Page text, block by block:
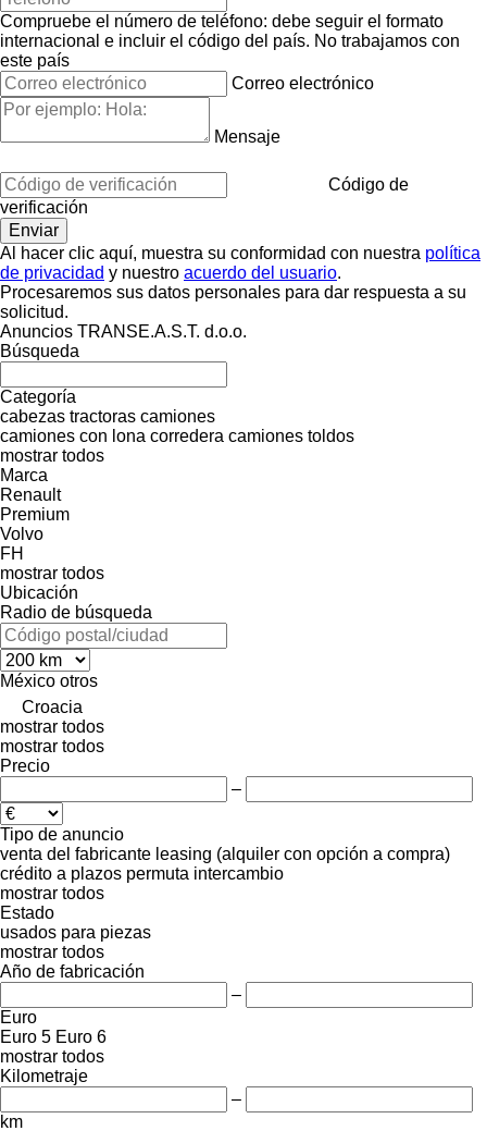
Compruebe el número de teléfono: debe seguir el formato
internacional e incluir el código del país. No trabajamos con
este país
Correo electrónico
Mensaje
Código de
verificación
Al hacer clic aquí, muestra su conformidad con nuestra política
de privacidad y nuestro acuerdo del usuario.
Procesaremos sus datos personales para dar respuesta a su
solicitud.
Anuncios TRANSE.A.S.T. d.o.o.
Búsqueda
Categoría
cabezas tractoras camiones
camiones con lona corredera camiones toldos
mostrar todos
Marca
Renault
Premium
Volvo
FH
mostrar todos
Ubicación
Radio de búsqueda
México otros
Croacia
mostrar todos
mostrar todos
Precio
–
Tipo de anuncio
venta del fabricante leasing (alquiler con opción a compra)
crédito a plazos permuta intercambio
mostrar todos
Estado
usados para piezas
mostrar todos
Año de fabricación
–
Euro
Euro 5 Euro 6
mostrar todos
Kilometraje
–
km